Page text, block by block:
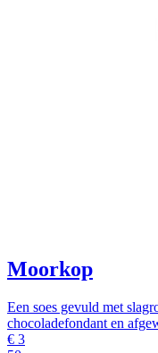
Moorkop
Een soes gevuld met
chocoladefondant en
€ 3